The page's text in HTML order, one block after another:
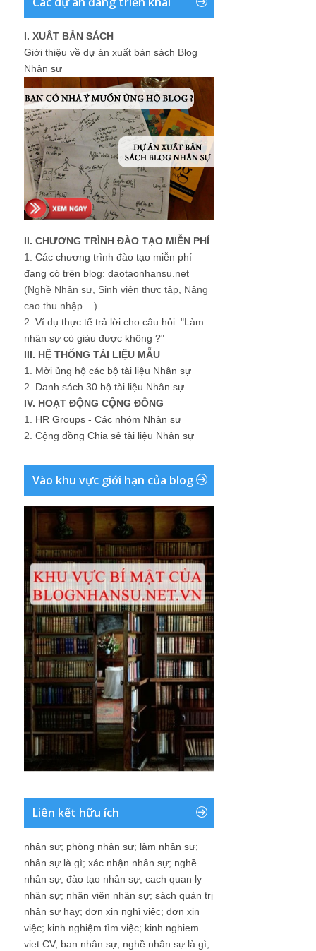
I. XUẤT BẢN SÁCH
Giới thiệu về dự án xuất bản sách Blog
Nhân sự
II. CHƯƠNG TRÌNH ĐÀO TẠO MIỄN PHÍ
1. Các chương trình đào tạo miễn phí
đang có trên blog: daotaonhansu.net
(Nghề Nhân sự, Sinh viên thực tập, Nâng
cao thu nhập ...)
2. Ví dụ thực tế trả lời cho câu hỏi: "Làm
nhân sự có giàu được không ?"
III. HỆ THỐNG TÀI LIỆU MẪU
1. Mời ủng hộ các bộ tài liệu Nhân sự
2. Danh sách 30 bộ tài liệu Nhân sự
IV. HOẠT ĐỘNG CỘNG ĐỒNG
1. HR Groups - Các nhóm Nhân sự
2. Cộng đồng Chia sẻ tài liệu Nhân sự
Vào khu vực giới hạn của blog
Liên kết hữu ích
nhân sự; phòng nhân sự; làm nhân sự;
nhân sự là gì; xác nhận nhân sự; nghề
nhân sự; đào tạo nhân sự; cach quan ly
nhân sự; nhân viên nhân sự; sách quản trị
nhân sự hay; đơn xin nghỉ việc; đơn xin
việc; kinh nghiệm tìm việc; kinh nghiem
viet CV; ban nhân sự; nghề nhân sự là gì;